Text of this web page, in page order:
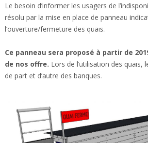
Le besoin d’informer les usagers de
résolu par la mise en place de panneau
l’ouverture/fermeture des quais.
Ce panneau sera proposé à partir de
de nos offre. Lors de l’utilisation des quais,
de part et d’autre des banques.